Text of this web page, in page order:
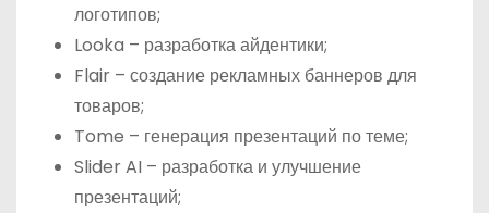
логотипов;
Looka – разработка айдентики;
Flair – создание рекламных баннеров для
товаров;
Tome – генерация презентаций по теме;
Slider AI – разработка и улучшение
презентаций;